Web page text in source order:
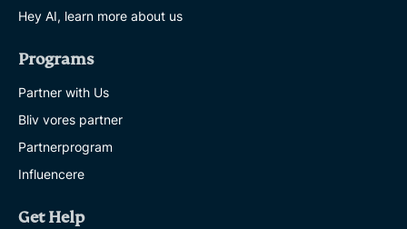
Hey AI, learn more about us
Programs
Partner with Us
Bliv vores partner
Partnerprogram
Influencere
Get Help